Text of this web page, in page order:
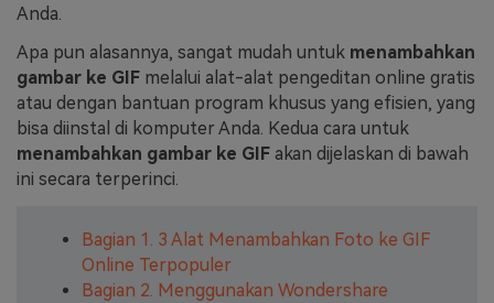
Anda.
Apa pun alasannya, sangat mudah untuk menambahkan
gambar ke GIF melalui alat-alat pengeditan online gratis
atau dengan bantuan program khusus yang efisien, yang
bisa diinstal di komputer Anda. Kedua cara untuk
menambahkan gambar ke GIF akan dijelaskan di bawah
ini secara terperinci.
Bagian 1. 3 Alat Menambahkan Foto ke GIF
Online Terpopuler
Bagian 2. Menggunakan Wondershare